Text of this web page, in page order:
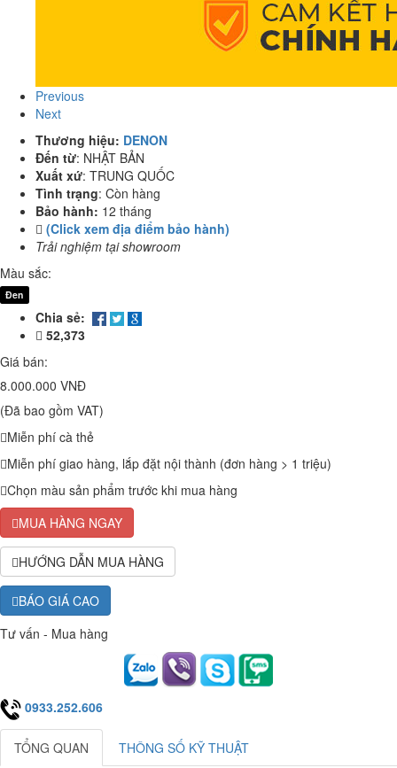
Previous
Next
Thương hiệu: DENON
Đến từ: NHẬT BẢN
Xuất xứ: TRUNG QUỐC
Tình trạng: Còn hàng
Bảo hành: 12 tháng
(Click xem địa điểm bảo hành)
Trải nghiệm tại showroom
Màu sắc:
Đen
Chia sẻ:
52,373
Giá bán:
8.000.000 VNĐ
(Đã bao gồm VAT)
Miễn phí cà thẻ
Miễn phí giao hàng, lắp đặt nội thành (đơn hàng > 1 triệu)
Chọn màu sản phẩm trước khi mua hàng
MUA HÀNG NGAY
HƯỚNG DẪN MUA HÀNG
BÁO GIÁ CAO
Tư vấn - Mua hàng
0933.252.606
TỔNG QUAN THÔNG SỐ KỸ THUẬT